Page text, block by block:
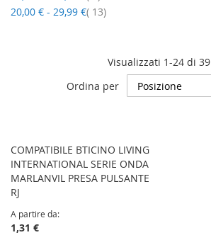
Visualizzati 1-24 di 39
Ordina per
COMPATIBILE BTICINO LIVING
INTERNATIONAL SERIE ONDA
MARLANVIL PRESA PULSANTE
RJ
A partire da
1,31 €
20,00 € - 29,99 € 13elementi